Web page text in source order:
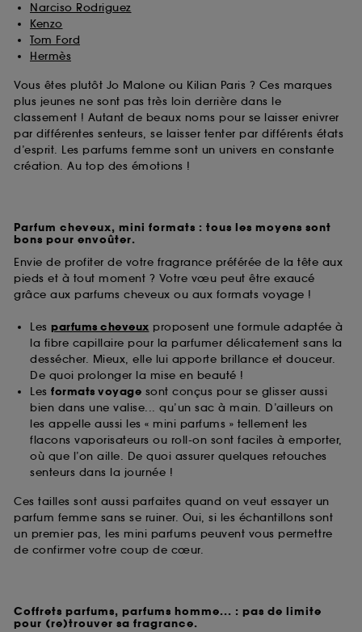
Narciso Rodriguez
Kenzo
Tom Ford
Hermès
Vous êtes plutôt Jo Malone ou Kilian Paris ? Ces marques
plus jeunes ne sont pas très loin derrière dans le
classement ! Autant de beaux noms pour se laisser enivrer
par différentes senteurs, se laisser tenter par différents états
d’esprit. Les parfums femme sont un univers en constante
création. Au top des émotions !
Parfum cheveux, mini formats : tous les moyens sont
bons pour envoûter.
Envie de profiter de votre fragrance préférée de la tête aux
pieds et à tout moment ? Votre vœu peut être exaucé
grâce aux parfums cheveux ou aux formats voyage !
Les parfums cheveux proposent une formule adaptée à
la fibre capillaire pour la parfumer délicatement sans la
dessécher. Mieux, elle lui apporte brillance et douceur.
De quoi prolonger la mise en beauté !
Les formats voyage sont conçus pour se glisser aussi
bien dans une valise... qu’un sac à main. D’ailleurs on
les appelle aussi les « mini parfums » tellement les
flacons vaporisateurs ou roll-on sont faciles à emporter,
où que l’on aille. De quoi assurer quelques retouches
senteurs dans la journée !
Ces tailles sont aussi parfaites quand on veut essayer un
parfum femme sans se ruiner. Oui, si les échantillons sont
un premier pas, les mini parfums peuvent vous permettre
de confirmer votre coup de cœur.
Coffrets parfums, parfums homme... : pas de limite
pour (re)trouver sa fragrance.